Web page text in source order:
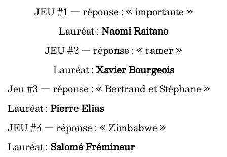
JEU #1 — réponse : « importante »
Lauréat :Naomi Raitano
JEU #2 — réponse : « ramer »
Lauréat :Xavier Bourgeois
Jeu #3 — réponse : « Bertrand et Stéphane »
Lauréat :Pierre Elias
JEU #4 — réponse : « Zimbabwe »
Lauréat : Salomé Frémineur